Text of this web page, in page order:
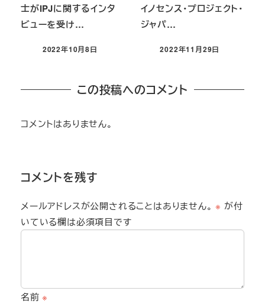
士がIPJに関するインタ
ビューを受け…
2022年10月8日
イノセンス・プロジェクト・
ジャパ…
2022年11月29日
この投稿へのコメント
コメントはありません。
コメントを残す
メールアドレスが公開されることはありません。 ※ が付
いている欄は必須項目です
名前※